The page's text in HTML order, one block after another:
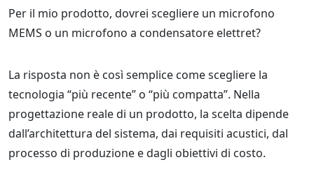
Per il mio prodotto, dovrei scegliere un microfono
MEMS o un microfono a condensatore elettret?
La risposta non è così semplice come scegliere la
tecnologia “più recente” o “più compatta”. Nella
progettazione reale di un prodotto, la scelta dipende
dall’architettura del sistema, dai requisiti acustici, dal
processo di produzione e dagli obiettivi di costo.